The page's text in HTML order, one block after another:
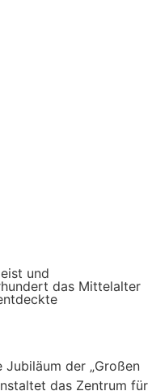
und
das Mittelalter
der „Großen
das Zentrum für